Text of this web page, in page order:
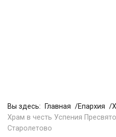
Вы здесь: Главная Епархия
Храм в честь Успения
Старолетово